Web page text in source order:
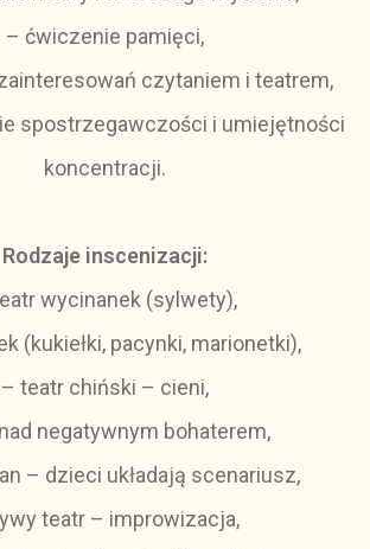
– ćwiczenie pamięci,
czytaniem i teatrem,
spostrzegawczości i umiejętności
koncentracji.
Rodzaje inscenizacji:
wycinanek (sylwety),
(kukiełki, pacynki, marionetki),
– teatr chiński – cieni,
negatywnym bohaterem,
– dzieci układają scenariusz,
teatr – improwizacja,